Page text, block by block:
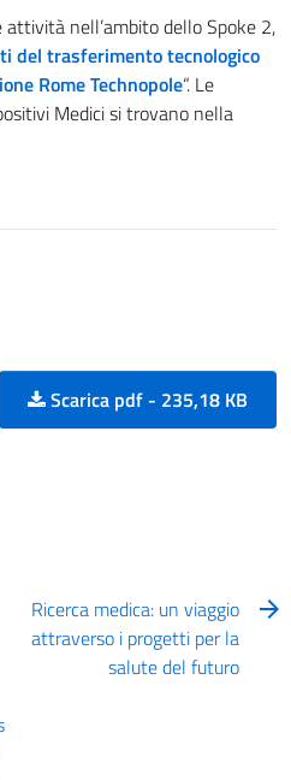
nell’ambito dello Spoke 2,
del trasferimento tecnologico
Rome Technopole“. Le
Medici si trovano nella
Scarica pdf - 235,18 KB
Ricerca medica: un viaggio
attraverso i progetti per la
salute del futuro